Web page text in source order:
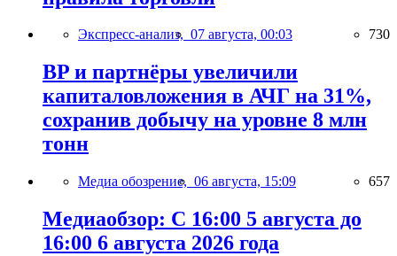
Экспресс-анализ, 07 августа, 00:03 730
BP и партнёры увеличили
капиталовложения в АЧГ на 31%,
сохранив добычу на уровне 8 млн
тонн
Медиа обозрение, 06 августа, 15:09 657
Медиаобзор: С 16:00 5 августа до
16:00 6 августа 2026 года